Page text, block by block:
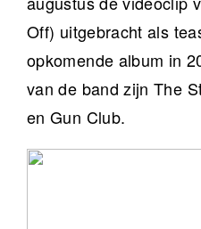
Off) uitgebracht als
opkomende album in
van de band zijn The
en Gun Club.